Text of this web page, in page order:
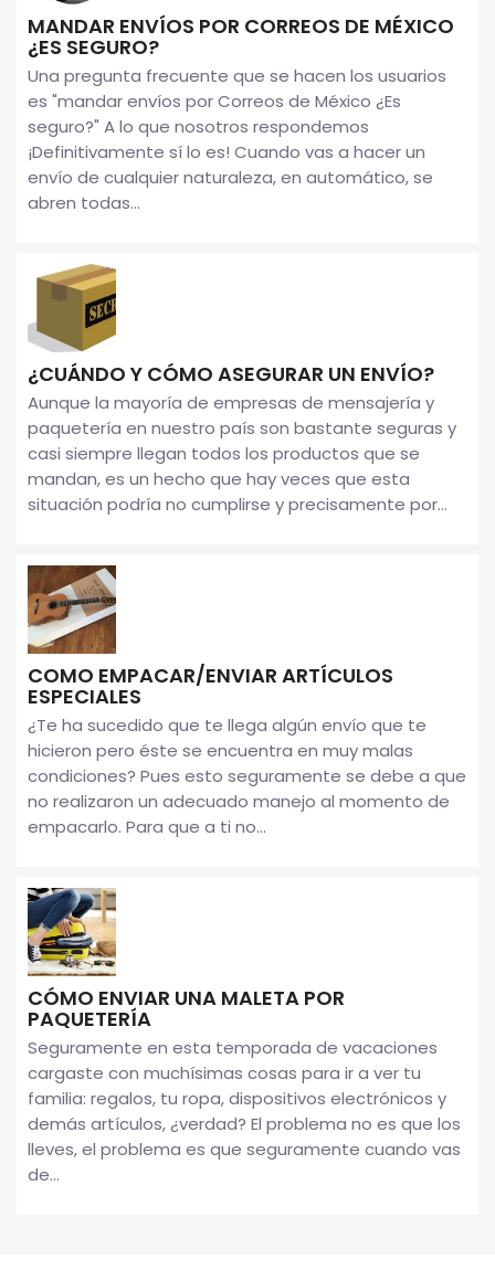
MANDAR ENVÍOS POR CORREOS DE MÉXICO
¿ES SEGURO?
Una pregunta frecuente que se hacen los usuarios
es "mandar envíos por Correos de México ¿Es
seguro?" A lo que nosotros respondemos
¡Definitivamente sí lo es! Cuando vas a hacer un
envío de cualquier naturaleza, en automático, se
abren todas...
¿CUÁNDO Y CÓMO ASEGURAR UN ENVÍO?
Aunque la mayoría de empresas de mensajería y
paquetería en nuestro país son bastante seguras y
casi siempre llegan todos los productos que se
mandan, es un hecho que hay veces que esta
situación podría no cumplirse y precisamente por...
COMO EMPACAR/ENVIAR ARTÍCULOS
ESPECIALES
¿Te ha sucedido que te llega algún envío que te
hicieron pero éste se encuentra en muy malas
condiciones? Pues esto seguramente se debe a que
no realizaron un adecuado manejo al momento de
empacarlo. Para que a ti no...
CÓMO ENVIAR UNA MALETA POR
PAQUETERÍA
Seguramente en esta temporada de vacaciones
cargaste con muchísimas cosas para ir a ver tu
familia: regalos, tu ropa, dispositivos electrónicos y
demás artículos, ¿verdad? El problema no es que los
lleves, el problema es que seguramente cuando vas
de...